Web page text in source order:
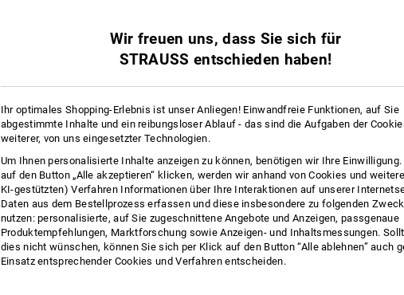
Wir freuen uns, dass Sie sich für
STRAUSS entschieden haben!
Ihr optimales Shopping-Erlebnis ist unser Anliegen! Einwandfreie Funktionen, auf Sie
abgestimmte Inhalte und ein reibungsloser Ablauf - das sind die Aufgaben der
weiterer, von uns eingesetzter Technologien.
Um Ihnen personalisierte Inhalte anzeigen zu können, benötigen wir Ihre Einwilligung.
auf den Button „Alle akzeptieren“ klicken, werden wir anhand von Cookies und
KI-gestützten) Verfahren Informationen über Ihre Interaktionen auf unserer
Daten aus dem Bestellprozess erfassen und diese insbesondere zu folgenden
nutzen: personalisierte, auf Sie zugeschnittene Angebote und Anzeigen, passgenaue
Produktempfehlungen, Marktforschung sowie Anzeigen- und Inhaltsmessungen.
dies nicht wünschen, können Sie sich per Klick auf den Button “Alle ablehnen” auch
Einsatz entsprechender Cookies und Verfahren entscheiden.